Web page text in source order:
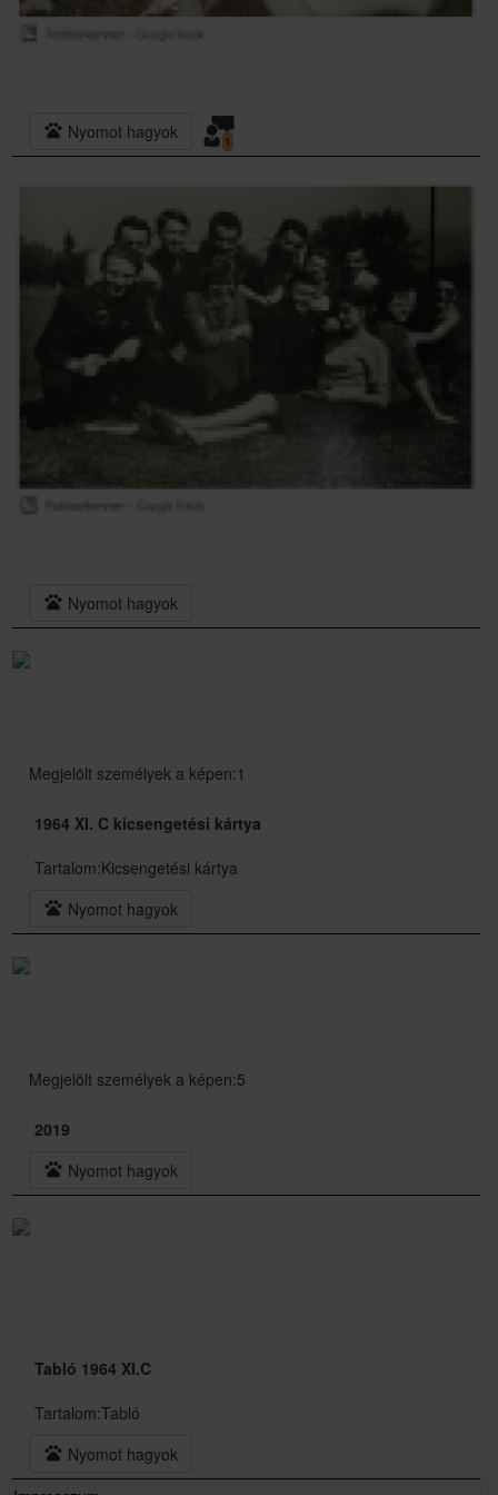
pets Nyomot hagyok 1
pets Nyomot hagyok
Megjelölt személyek a képen:1
1964 XI. C kicsengetési kártya
Tartalom:Kicsengetési kártya
pets Nyomot hagyok
Megjelölt személyek a képen:5
2019
pets Nyomot hagyok
Tabló 1964 XI.C
Tartalom:Tabló
pets Nyomot hagyok